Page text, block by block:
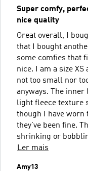
Super comfy,
nice quality
Great overall, I
that I bought
some comfies that
nice. I am a size
not too small nor
anyways. The
light fleece texture
though I have worn
they’ve been fine.
shrinking or
Ler mais
Amy13